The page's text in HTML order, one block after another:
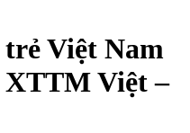
Việt Nam
Việt –